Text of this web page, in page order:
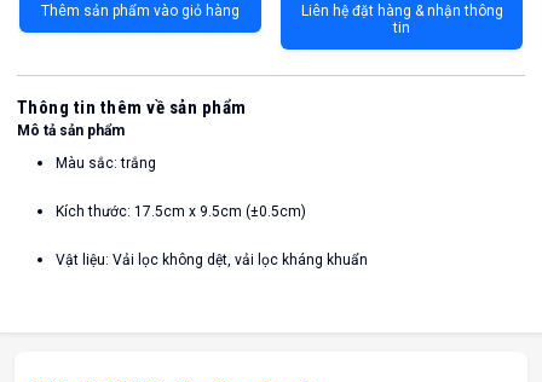
Thêm sản phẩm vào giỏ hàng
Liên hệ đặt hàng & nhận thông
tin
Thông tin thêm về sản phẩm
Mô tả sản phẩm
Màu sắc: trắng
Kích thước: 17.5cm x 9.5cm (±0.5cm)
Vật liệu: Vải lọc không dệt, vải lọc kháng khuẩn